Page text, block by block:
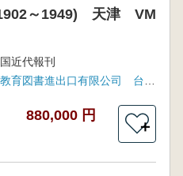
～1949) 天津 VM
近代報刊
880,000 円
＋